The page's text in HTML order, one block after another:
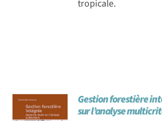
tropicale.
Gestion forestière
sur l’analyse